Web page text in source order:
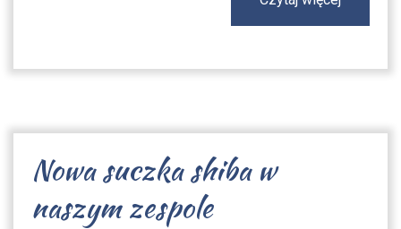
Nowa suczka shiba w
naszym zespole